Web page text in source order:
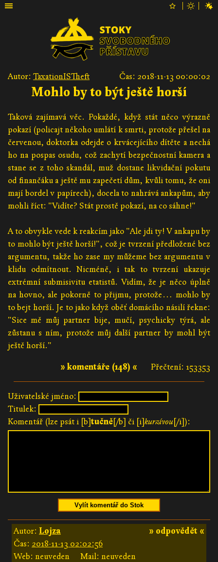
Autor: TaxationISTheft Čas: 2018-11-13 00:00:02
Mohlo by to být ještě horší
Taková zajímavá věc. Pokaždé, když stát něco výrazně
pokazí (policajt někoho umlátí k smrti, protože přešel na
červenou, doktorka odejde o krvácejícího dítěte a nechá
ho na pospas osudu, což zachytí bezpečnostní kamera a
stane se z toho skandál, muž dostane likvidační pokutu
od finančáku a ještě mu zapečetí dům, kvůli tomu, že oni
mají bordel v papírech), docela to nahrává ankapům, aby
mohli říct: "Vidíte? Stát prostě pokazí, na co sáhne!"
A to obvykle vede k reakcím jako "Ale jdi ty! V ankapu by
to mohlo být ještě horší!", což je tvrzení předložené bez
argumentu, takže ho zase my můžeme bez argumentu v
klidu odmítnout. Nicméně, i tak to tvrzení ukazuje
extrémní submisivitu etatistů. Vidím, že je něco úplně
na hovno, ale pokorně to přijmu, protože… mohlo by
to bejt horší. Je to jako když oběť domácího násilí řekne:
"Sice mě můj partner bije, mučí, psychicky týrá, ale
zůstanu s ním, protože můj další partner by mohl být
ještě horší."
Přečtení: 153353
» komentáře (148) «
Uživatelské jméno:
Titulek:
Komentář (lze psát i [b]tučně[/b] či [i]kurzívou[/i]):
Vylít komentář do Stok
» odpovědět «
Autor: Lojza
Čas: 2018-11-13 02:02:56
Web: neuveden
Mail: neuveden